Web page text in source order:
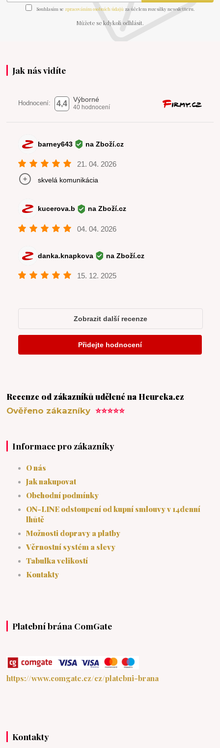
Souhlasím se zpracováním osobních údajů za účelem rozesílky newsletteru.
Můžete se kdykoli odhlásit.
Jak nás vidíte
Recenze od zákazníků udělené na Heureka.cz
Ověřeno zákazníky⭐⭐⭐⭐⭐
Informace pro zákazníky
O nás
Jak nakupovat
Obchodní podmínky
ON-LINE odstoupení od kupní smlouvy v 14denní
lhůtě
Možnosti dopravy a platby
Věrnostní systém a slevy
Tabulka velikostí
Kontakty
Platební brána ComGate
https://www.comgate.cz/cz/platebni-brana
Kontakty